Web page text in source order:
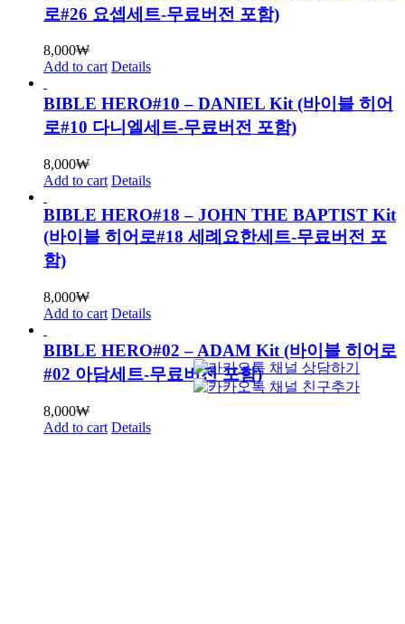
로#26 요셉세트-무료버전 포함)
8,000₩
Add to cart Details
BIBLE HERO#10 – DANIEL Kit (바이블 히어
로#10 다니엘세트-무료버전 포함)
8,000₩
Add to cart Details
BIBLE HERO#18 – JOHN THE BAPTIST Kit
(바이블 히어로#18 세례요한세트-무료버전 포
함)
8,000₩
Add to cart Details
BIBLE HERO#02 – ADAM Kit (바이블 히어로
#02 아담세트-무료버전 포함)
8,000₩
Add to cart Details